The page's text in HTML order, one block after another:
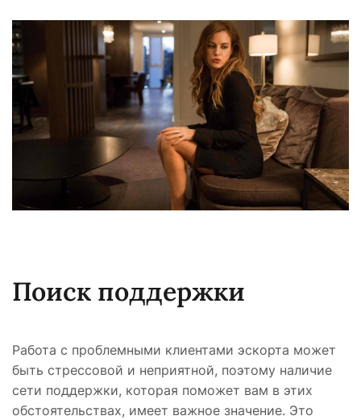
Поиск поддержки
Работа с проблемными клиентами эскорта может
быть стрессовой и неприятной, поэтому наличие
сети поддержки, которая поможет вам в этих
обстоятельствах, имеет важное значение. Это